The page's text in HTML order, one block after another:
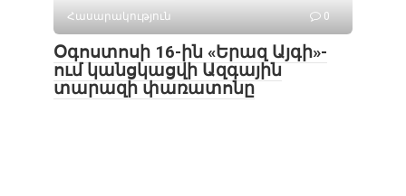
Հասարակություն 0
Օգոստոսի 16-ին «Երազ Այգի»-
ում կանցկացվի Ազգային
տարազի փառատոնը